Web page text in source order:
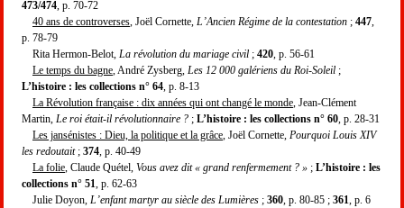
473/474 , p. 70-72
40 ans de controverses , Joël Cornette, L’Ancien Régime de la contestation ; 447
p. 78-79
Rita Hermon-Belot, La révolution du mariage civil ; 420 , p. 56-61
Le temps du bagne , André Zysberg, Les 12 000 galériens du Roi-Soleil ;
L’histoire : les collections n° 64 , p. 8-13
La Révolution française : dix années qui ont changé le monde , Jean-Clément
Martin, Le roi était-il révolutionnaire ? ; L’histoire : les collections n° 60 , p. 28-31
Les jansénistes : Dieu, la politique et la grâce , Joël Cornette, Pourquoi Louis XIV
les redoutait; 374 , p. 40-49
La folie , Claude Quétel, Vous avez dit « grand renfermement ? » ; L’histoire : les
collections n° 51 , p. 62-63
Julie Doyon, L’enfant martyr au siècle des Lumières ; 360 , p. 80-85 ; 361 , p. 6